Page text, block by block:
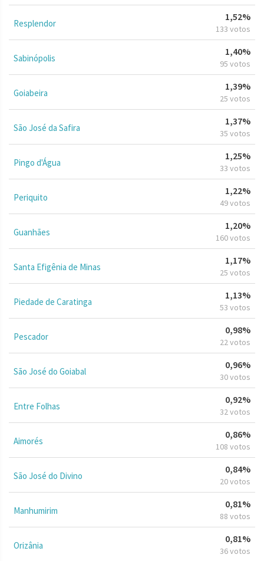
Resplendor
1,52%
133 votos
Sabinópolis
1,40%
95 votos
Goiabeira
1,39%
25 votos
São José da Safira
1,37%
35 votos
Pingo d'Água
1,25%
33 votos
Periquito
1,22%
49 votos
Guanhães
1,20%
160 votos
Santa Efigênia de Minas
1,17%
25 votos
Piedade de Caratinga
1,13%
53 votos
Pescador
0,98%
22 votos
São José do Goiabal
0,96%
30 votos
Entre Folhas
0,92%
32 votos
Aimorés
0,86%
108 votos
São José do Divino
0,84%
20 votos
Manhumirim
0,81%
88 votos
Orizânia
0,81%
36 votos